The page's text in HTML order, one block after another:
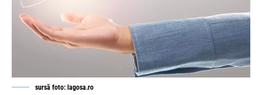
sursă foto: lagosa.ro